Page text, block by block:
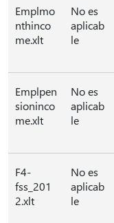
Emplmo
nthinco
me.xlt
No es
aplicab
le
Emplpen
sioninco
me.xlt
No es
aplicab
le
F4-
fss_201
2.xlt
No es
aplicab
le